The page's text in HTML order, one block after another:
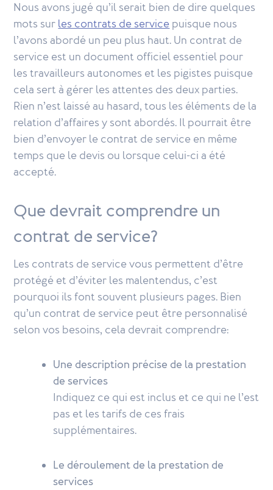
Nous avons jugé qu’il serait bien de dire quelques
mots surles contrats de servicepuisque nous
l’avons abordé un peu plus haut. Un contrat de
service est un document officiel essentiel pour
les travailleurs autonomes et les pigistes puisque
cela sert à gérer les attentes des deux parties.
Rien n’est laissé au hasard, tous les éléments de la
relation d’affaires y sont abordés. Il pourrait être
bien d’envoyer le contrat de service en même
temps que le devis ou lorsque celui-ci a été
accepté.
Que devrait comprendre un
contrat de service?
Les contrats de service vous permettent d’être
protégé et d’éviter les malentendus, c’est
pourquoi ils font souvent plusieurs pages. Bien
qu’un contrat de service peut être personnalisé
selon vos besoins, cela devrait comprendre:
Une description précise de la prestation
de services
Indiquez ce qui est inclus et ce qui ne l’est
pas et les tarifs de ces frais
supplémentaires.
Le déroulement de la prestation de
services